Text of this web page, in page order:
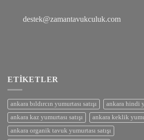
destek@zamantavukculuk.com
ETIKETLER
ankara bıldırcın yumurtası satışı
ankara hindi
ankara kaz yumurtası satışı
ankara keklik
ankara organik tavuk yumurtası satışı